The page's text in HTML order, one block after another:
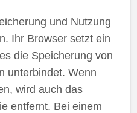
und Nutzung
Ihr Browser setzt ein
die Speicherung von
unterbindet. Wenn
wird auch das
entfernt. Bei einem